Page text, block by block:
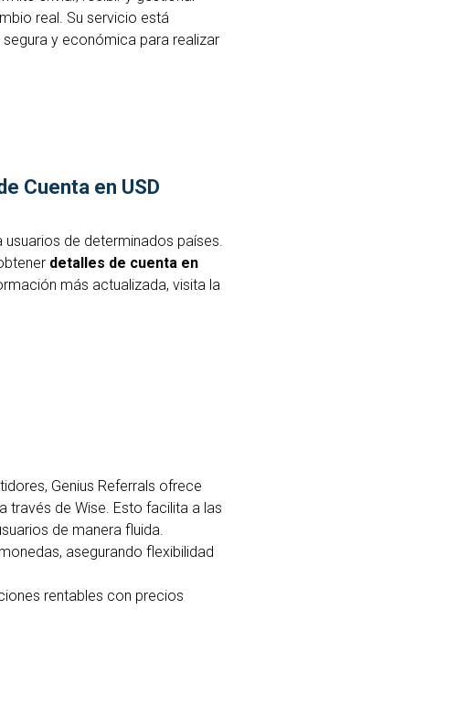
real. Su servicio está
y económica para realizar
Cuenta en USD
de determinados países.
detalles de cuenta en
más actualizada, visita la
Genius Referrals ofrece
través de Wise. Esto facilita a las
de manera fluida.
asegurando flexibilidad
rentables con precios